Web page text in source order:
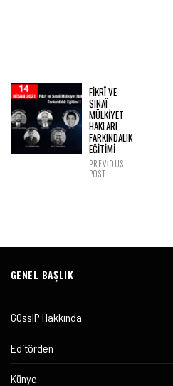
FİKRÎ VE
SINAÎ
MÜLKİYET
HAKLARI
FARKINDALIK
EĞİTİMİ
PREVIOUS
POST
GENEL BAŞLIK
GOssIP Hakkında
Editörden
Künye